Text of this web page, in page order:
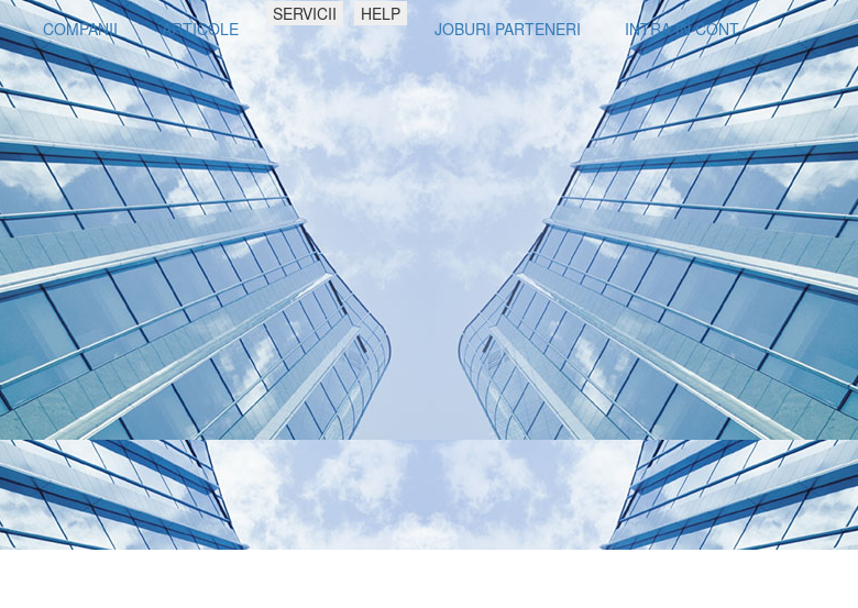
COMPANII ARTICOLE
SERVICII HELP
JOBURI PARTENERI INTRA IN CONT